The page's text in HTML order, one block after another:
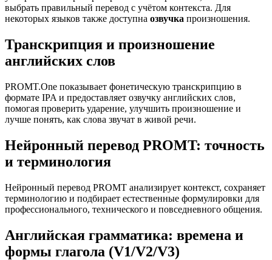
выбрать правильный перевод с учётом контекста. Для
некоторых языков также доступна озвучка произношения.
Транскрипция и произношение
английских слов
PROMT.One показывает фонетическую транскрипцию в
формате IPA и предоставляет озвучку английских слов,
помогая проверить ударение, улучшить произношение и
лучше понять, как слова звучат в живой речи.
Нейронный перевод PROMT: точность
и терминология
Нейронный перевод PROMT анализирует контекст, сохраняет
терминологию и подбирает естественные формулировки для
профессионального, технического и повседневного общения.
Английская грамматика: времена и
формы глагола (V1/V2/V3)